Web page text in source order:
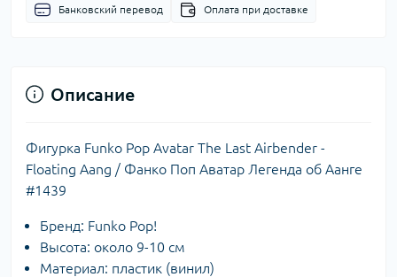
Банковский перевод Оплата при доставке
Описание
Фигурка Funko Pop Avatar The Last Airbender -
Floating Aang / Фанко Поп Аватар Легенда об Аанге
#1439
Бренд: Funko Pop!
Высота: около 9-10 см
Материал: пластик (винил)